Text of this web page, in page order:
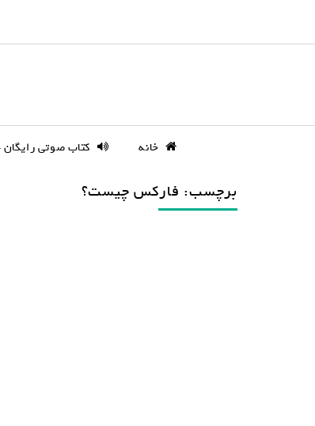
o
خانه کتاب صوتی رایگان
برچسب: فارکس چیست؟